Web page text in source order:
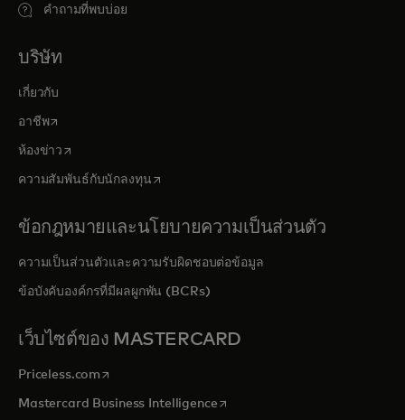
คำถามที่พบบ่อย
บริษัท
เกี่ยวกับ
อาชีพopens in a new tab
ห้องข่าว opens in a new tab
ความสัมพันธ์กับนักลงทุน opens in a new tab
ข้อกฎหมายและนโยบายความเป็นส่วนตัว
ความเป็นส่วนตัวและความรับผิดชอบต่อข้อมูล
ข้อบังคับองค์กรที่มีผลผูกพัน (BCRs)
เว็บไซต์ของ MASTERCARD
Priceless.com opens in a new tab
Mastercard Business Intelligenceopens in a new tab